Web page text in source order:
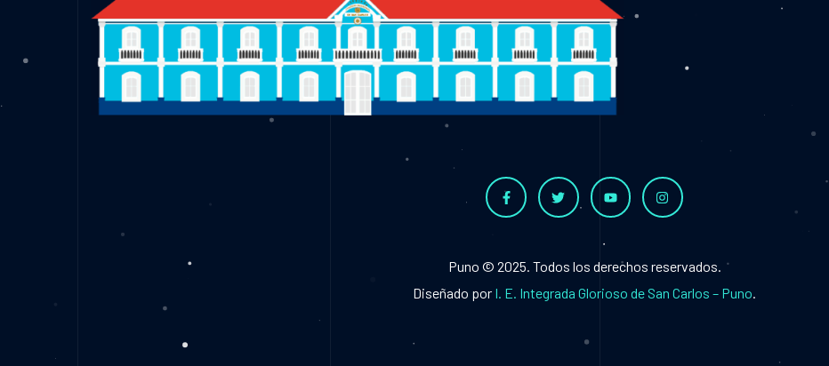
Puno © 2025. Todos los derechos reservados.
Diseñado por I. E. Integrada Glorioso de San Carlos – Puno.